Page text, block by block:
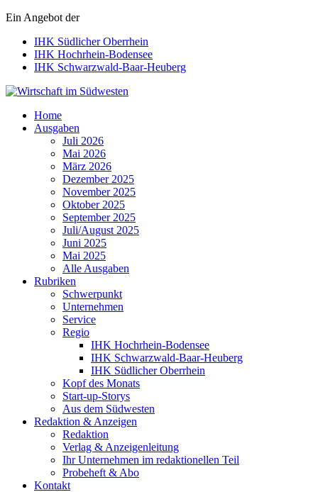
Ein Angebot der
IHK Südlicher Oberrhein
IHK Hochrhein-Bodensee
IHK Schwarzwald-Baar-Heuberg
Wirtschaft im Südwesten
Home
Ausgaben
Juli 2026
Mai 2026
März 2026
Dezember 2025
November 2025
Oktober 2025
September 2025
Juli/August 2025
Juni 2025
Mai 2025
Alle Ausgaben
Rubriken
Schwerpunkt
Unternehmen
Service
Regio
IHK Hochrhein-Bodensee
IHK Schwarzwald-Baar-Heuberg
IHK Südlicher Oberrhein
Kopf des Monats
Start-up-Storys
Aus dem Südwesten
Redaktion & Anzeigen
Redaktion
Verlag & Anzeigenleitung
Ihr Unternehmen im redaktionellen Teil
Probeheft & Abo
Kontakt